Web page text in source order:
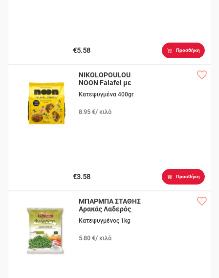
€5.58 Προσθήκη
NIKOLOPOULOU
NOON Falafel με
Ρεβίθια
Κατεψυγμένα 400gr
8.95 €/ κιλό
€3.58 Προσθήκη
ΜΠΑΡΜΠΑ ΣΤΑΘΗΣ
Αρακάς Λαδερός
Κατεψυγμένος 1kg
5.80 €/ κιλό